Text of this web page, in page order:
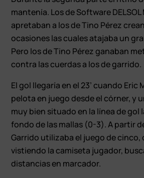
mantenía. Los de Software
apretaban a los de Tino Pérez
ocasiones las cuales atajaba un
Pero los de Tino Pérez ganaban
contra las cuerdas a los de garrido.
El gol llegaría en el 23’ cuando Eric
pelota en juego desde el córner, y
muy bien situado en la línea de gol
fondo de las mallas (0-3). A partir
Garrido utilizaba el juego de cinco,
vistiendo la camiseta jugador,
distancias en marcador.